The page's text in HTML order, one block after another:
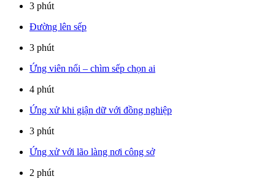
3 phút
Đường lên sếp
3 phút
Ứng viên nổi – chìm sếp chọn ai
4 phút
Ứng xử khi giận dữ với đồng nghiệp
3 phút
Ứng xử với lão làng nơi công sở
2 phút